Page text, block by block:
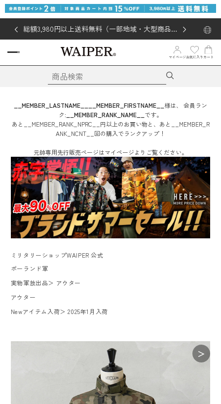
総額3,980円以上送料無料（一部地域・大型商品対
マイページ お気に入り カート
__MEMBER_LASTNAME__ __MEMBER_FIRSTNAME__ 様は、
会員ラン
ク: __MEMBER_RANK_NAME__ です。
あと
__MEMBER_RANK_NPRC__ 円以上のお買い物と、あと
__MEMBER_R
ANK_NCNT__ 回の購入でランクアップ！
元帥専用先行販売ページはマイページよりご覧ください。
ミリタリーショップWAIPER 公式
ポーランド軍
実物軍放出品＞ アウター
アウター
Newアイテム入荷＞2025年1月入荷
＞